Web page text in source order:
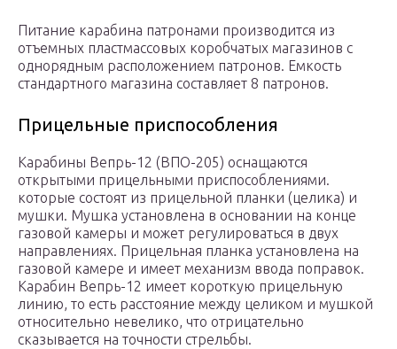
Питание карабина патронами производится из
отъемных пластмассовых коробчатых магазинов с
однорядным расположением патронов. Емкость
стандартного магазина составляет 8 патронов.
Прицельные приспособления
Карабины Вепрь-12 (ВПО-205) оснащаются
открытыми прицельными приспособлениями.
которые состоят из прицельной планки (целика) и
мушки. Мушка установлена в основании на конце
газовой камеры и может регулироваться в двух
направлениях. Прицельная планка установлена на
газовой камере и имеет механизм ввода поправок.
Карабин Вепрь-12 имеет короткую прицельную
линию, то есть расстояние между целиком и мушкой
относительно невелико, что отрицательно
сказывается на точности стрельбы.